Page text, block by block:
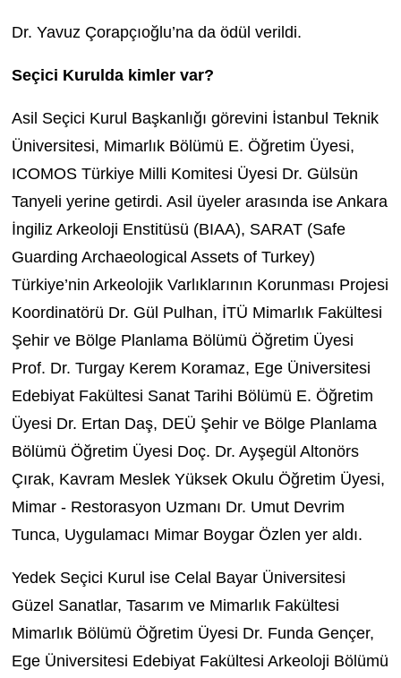
Dr. Yavuz Çorapçıoğlu’na da ödül verildi.
Seçici Kurulda kimler var?
Asil Seçici Kurul Başkanlığı görevini İstanbul Teknik
Üniversitesi, Mimarlık Bölümü E. Öğretim Üyesi,
ICOMOS Türkiye Milli Komitesi Üyesi Dr. Gülsün
Tanyeli yerine getirdi. Asil üyeler arasında ise Ankara
İngiliz Arkeoloji Enstitüsü (BIAA), SARAT (Safe
Guarding Archaeological Assets of Turkey)
Türkiye’nin Arkeolojik Varlıklarının Korunması Projesi
Koordinatörü Dr. Gül Pulhan, İTÜ Mimarlık Fakültesi
Şehir ve Bölge Planlama Bölümü Öğretim Üyesi
Prof. Dr. Turgay Kerem Koramaz, Ege Üniversitesi
Edebiyat Fakültesi Sanat Tarihi Bölümü E. Öğretim
Üyesi Dr. Ertan Daş, DEÜ Şehir ve Bölge Planlama
Bölümü Öğretim Üyesi Doç. Dr. Ayşegül Altonörs
Çırak, Kavram Meslek Yüksek Okulu Öğretim Üyesi,
Mimar - Restorasyon Uzmanı Dr. Umut Devrim
Tunca, Uygulamacı Mimar Boygar Özlen yer aldı.
Yedek Seçici Kurul ise Celal Bayar Üniversitesi
Güzel Sanatlar, Tasarım ve Mimarlık Fakültesi
Mimarlık Bölümü Öğretim Üyesi Dr. Funda Gençer,
Ege Üniversitesi Edebiyat Fakültesi Arkeoloji Bölümü